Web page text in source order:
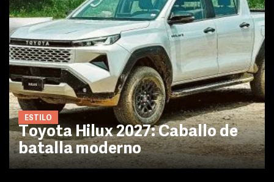
ESTILO
Toyota Hilux 2027: Caballo de
batalla moderno